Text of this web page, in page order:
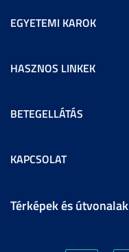
EGYETEMI KAROK
HASZNOS LINKEK
BETEGELLÁTÁS
KAPCSOLAT
Térképek és útvonalak